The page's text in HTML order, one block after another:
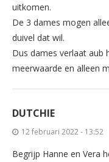
uitkomen.
De 3 dames mogen
duivel dat wil.
Dus dames verlaat aub
meerwaarde en alleen
DUTCHIE
12 februari 2022 - 13:52
Begrijp Hanne en Vera